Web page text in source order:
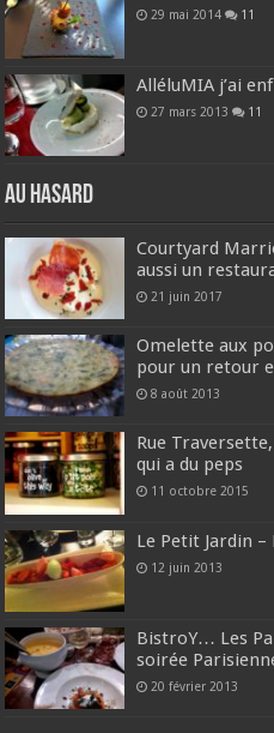
29 mai 2014 11
AlléluMIA j’ai
27 mars 2013 11
Au hasard
Courtyard
aussi un
21 juin 2017
Omelette aux
pour un retour
8 août 2013
Rue
qui a du peps
11 octobre 2015
Le Petit Jardin
12 juin 2013
BistroY… Les
soirée
20 février 2013